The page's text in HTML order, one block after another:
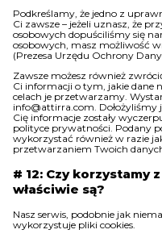
Podkreślamy, że jedno z
Ci zawsze – jeżeli uznasz, że
osobowych dopuściliśmy się
osobowych, masz możliwość
(Prezesa Urzędu Ochrony
Zawsze możesz również
Ci informacji o tym, jakie dane
celach je przetwarzamy.
info@attirra.com. Dołożyliśmy
Cię informacje zostały
polityce prywatności. Podany
wykorzystać również w razie
przetwarzaniem Twoich
# 12: Czy korzystamy
właściwie są?
Nasz serwis, podobnie jak
wykorzystuje pliki cookies.